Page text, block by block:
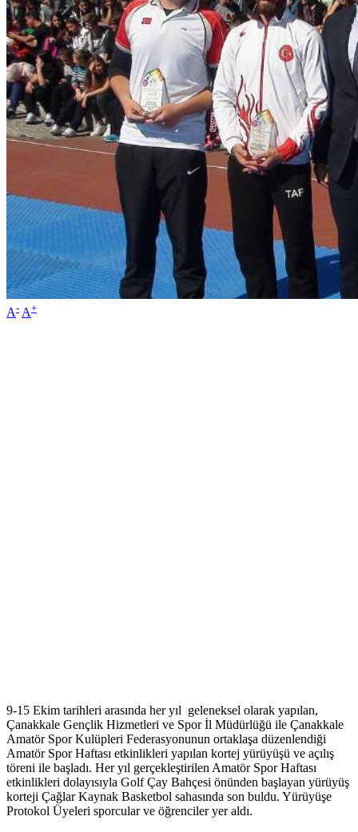
A- A+
9-15 Ekim tarihleri arasında her yıl geleneksel olarak yapılan,
Çanakkale Gençlik Hizmetleri ve Spor İl Müdürlüğü ile Çanakkale
Amatör Spor Kulüpleri Federasyonunun ortaklaşa düzenlendiği
Amatör Spor Haftası etkinlikleri yapılan kortej yürüyüşü ve açılış
töreni ile başladı. Her yıl gerçekleştirilen Amatör Spor Haftası
etkinlikleri dolayısıyla Golf Çay Bahçesi önünden başlayan yürüyüş
korteji Çağlar Kaynak Basketbol sahasında son buldu. Yürüyüşe
Protokol Üyeleri sporcular ve öğrenciler yer aldı.